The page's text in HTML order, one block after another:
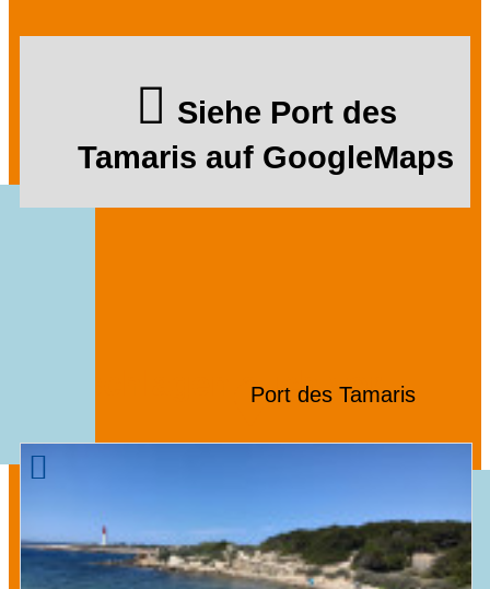
Port des Tamaris
Siehe Port des
Tamaris auf GoogleMaps
Wir schlagen auch vor ...